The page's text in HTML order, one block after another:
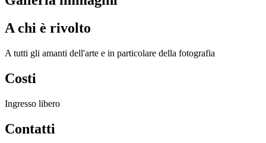
A chi è rivolto
A tutti gli amanti dell'arte e in particolare della fotografia
Costi
Ingresso libero
Contatti